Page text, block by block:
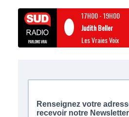
17H00-19H00
Judith Beller
Les Vraies Voix